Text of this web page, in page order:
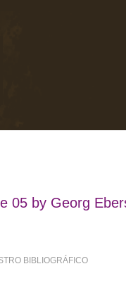
05 by Georg
BIBLIOGRÁFICO